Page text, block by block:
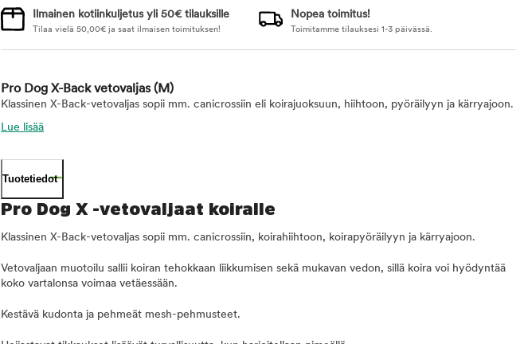
Ilmainen kotiinkuljetus yli 50€ tilauksille
Tilaa vielä 50,00€ ja saat ilmaisen toimituksen!
Nopea toimitus!
Toimitamme tilauksesi 1-3 päivässä.
Pro Dog X-Back vetovaljas(M)
Klassinen X-Back-vetovaljas sopii mm. canicrossiin eli koirajuoksuun, hiihtoon, pyöräilyyn ja kärryajoon.
Lue lisää
Tuotetiedot
Pro Dog X -vetovaljaat koiralle
Klassinen X-Back-vetovaljas sopii mm. canicrossiin, koirahiihtoon, koirapyöräilyyn ja kärryajoon.
Vetovaljaan muotoilu sallii koiran tehokkaan liikkumisen sekä mukavan vedon, sillä koira voi hyödyntää
koko vartalonsa voimaa vetäessään.
Kestävä kudonta ja pehmeät mesh-pehmusteet.